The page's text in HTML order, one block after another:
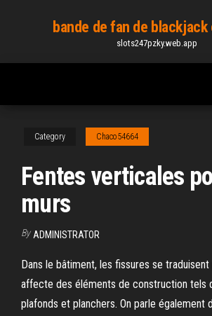
content
bande de fan de
slots247pzky.web.app
Category Chaco54664
Fentes verticales
murs
By ADMINISTRATOR
Dans le bâtiment, les fissures se
affecte des éléments de construction tels
plafonds et planchers. On parle également